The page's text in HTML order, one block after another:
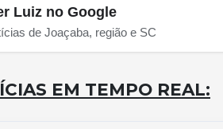
Luiz no Google
de Joaçaba, região e SC
EM TEMPO REAL: